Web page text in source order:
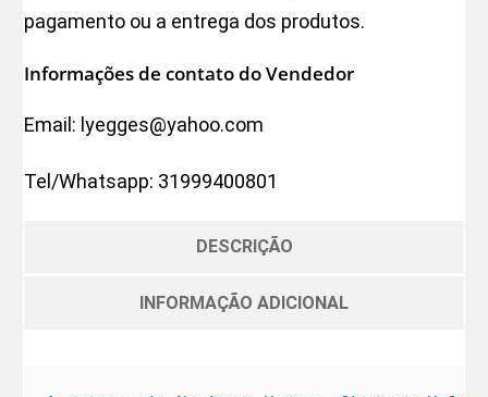
pagamento ou a entrega dos produtos.
Informações de contato do Vendedor
Email: lyegges@yahoo.com
Tel/Whatsapp: 31999400801
DESCRIÇÃO
INFORMAÇÃO ADICIONAL